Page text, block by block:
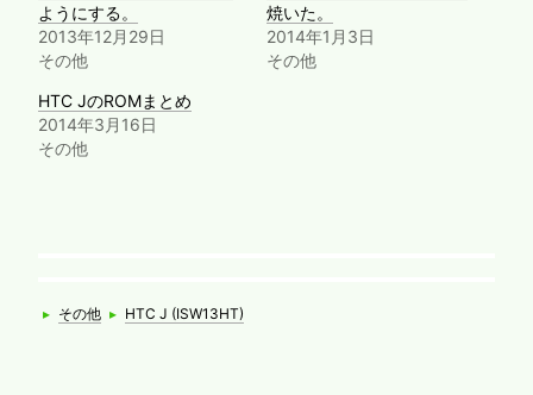
ようにする。
2013年12月29日
その他
焼いた。
2014年1月3日
その他
HTC JのROMまとめ
2014年3月16日
その他
Categories
▸ その他 Tags
▸ HTC J (ISW13HT)